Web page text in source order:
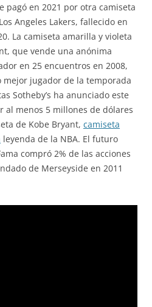
pagó en 2021 por otra camiseta
Angeles Lakers, fallecido en
La camiseta amarilla y violeta
que vende una anónima
en 25 encuentros en 2008,
jugador de la temporada
Sotheby’s ha anunciado este
al menos 5 millones de dólares
de Kobe Bryant, camiseta
leyenda de la NBA. El futuro
compró 2% de las acciones
de Merseyside en 2011